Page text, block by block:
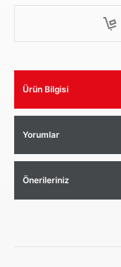
Ürün Bilgisi
Yorumlar
Önerileriniz